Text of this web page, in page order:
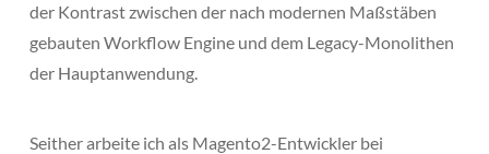
der Kontrast zwischen der nach modernen Maßstäben
gebauten Workflow Engine und dem Legacy-Monolithen
der Hauptanwendung.
Seither arbeite ich als Magento2-Entwickler bei